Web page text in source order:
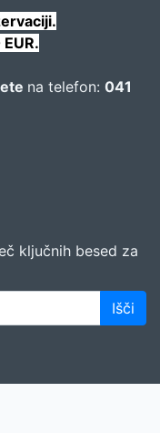
na telefon: 041
ključnih besed za
Išči